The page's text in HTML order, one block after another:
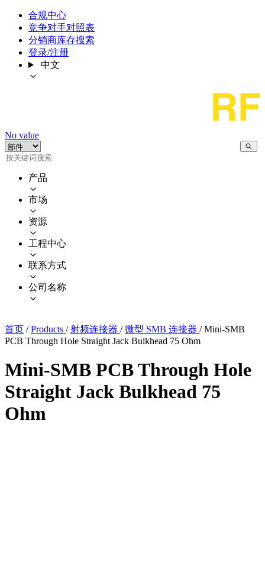
合规中心
竞争对手对照表
分销商库存搜索
登录/注册
中文
No value
产品
市场
资源
工程中心
联系方式
公司名称
首页 / Products / 射频连接器 / 微型 SMB 连接器 / Mini-SMB
PCB Through Hole Straight Jack Bulkhead 75 Ohm
Mini-SMB PCB Through Hole
Straight Jack Bulkhead 75
Ohm